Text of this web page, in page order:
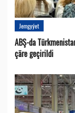
Jemgyýet
ABŞ-da
çäre geçirildi